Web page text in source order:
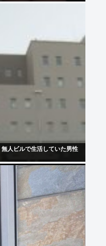
無人ビルで生活していた男性